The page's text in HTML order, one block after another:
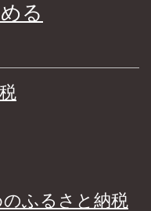
る
ふるさと納税